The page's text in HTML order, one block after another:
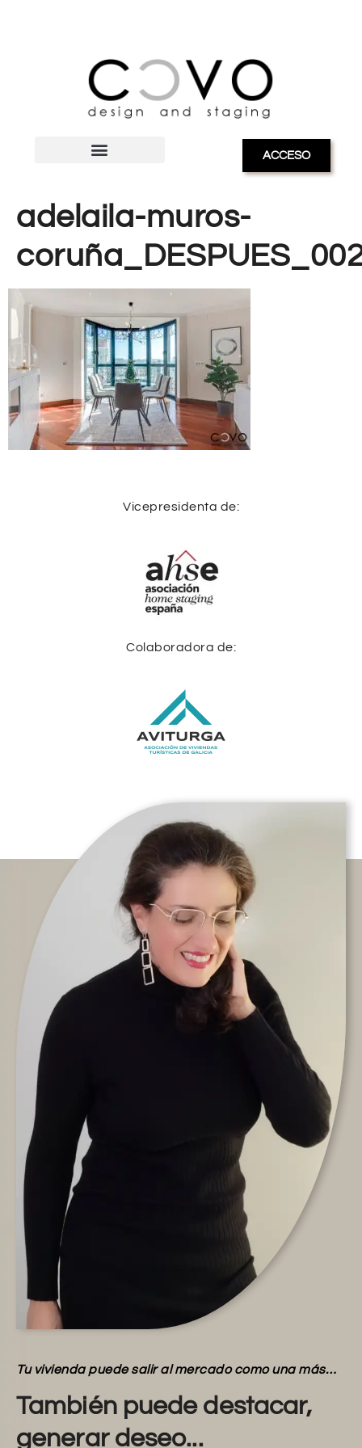
ACCESO
adelaila-muros-
Vicepresidenta de:
Colaboradora de:
Tu vivienda puede salir al mercado como una más…
También puede destacar,
generar deseo...